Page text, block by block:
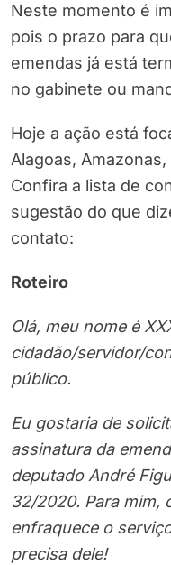
Neste momento é
pois o prazo para
emendas já está
no gabinete ou
Hoje a ação está
Alagoas,
Confira a lista de
sugestão do que
contato:
Roteiro
Olá, meu nome é
cidadão/servidor/
público.
Eu gostaria de
assinatura da
deputado André
32/2020. Para mim,
enfraquece o
precisa dele!